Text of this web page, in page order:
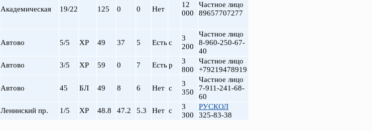
Академическая 19/22 125 0 0 Нет
12
000
Частное лицо
89657707277
Автово 5/5 ХР 49 37 5 Естьс
3
200
Частное лицо
8-960-250-67-
40
Автово 3/5 ХР 59 0 7 Естьр
3
800
Частное лицо
+79219478919
Автово 45 БЛ 49 8 6 Нет с
3
350
Частное лицо
7-911-241-68-
60
Ленинский пр. 1/5 ХР 48.8 47.2 5.3 Нет с
3
300
РУСКОЛ
325-83-38